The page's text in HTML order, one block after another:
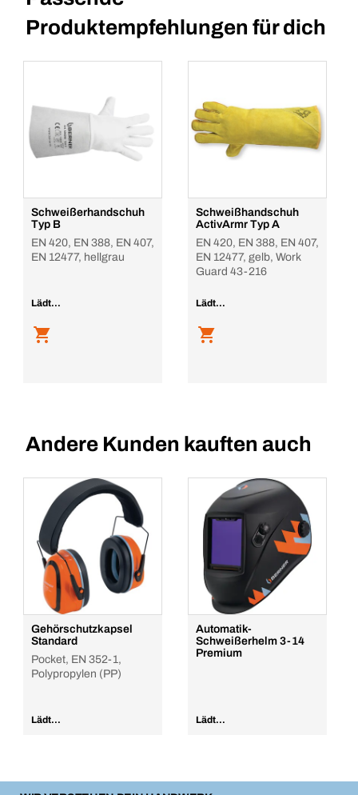
Produktempfehlungen für dich
Schweißerhandschuh
Typ B
EN 420, EN 388, EN 407,
EN 12477, hellgrau
Lädt...
Schweißhandschuh
ActivArmr Typ A
EN 420, EN 388, EN 407,
EN 12477, gelb, Work
Guard 43-216
Lädt...
Andere Kunden kauften auch
Gehörschutzkapsel
Standard
Pocket, EN 352-1,
Polypropylen (PP)
Lädt...
Automatik-
Schweißerhelm 3-14
Premium
Lädt...